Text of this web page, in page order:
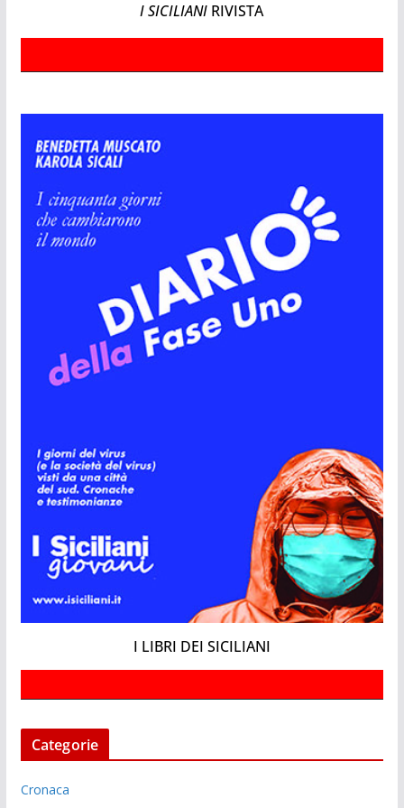
I SICILIANI RIVISTA
I LIBRI DEI SICILIANI
Categorie
Cronaca